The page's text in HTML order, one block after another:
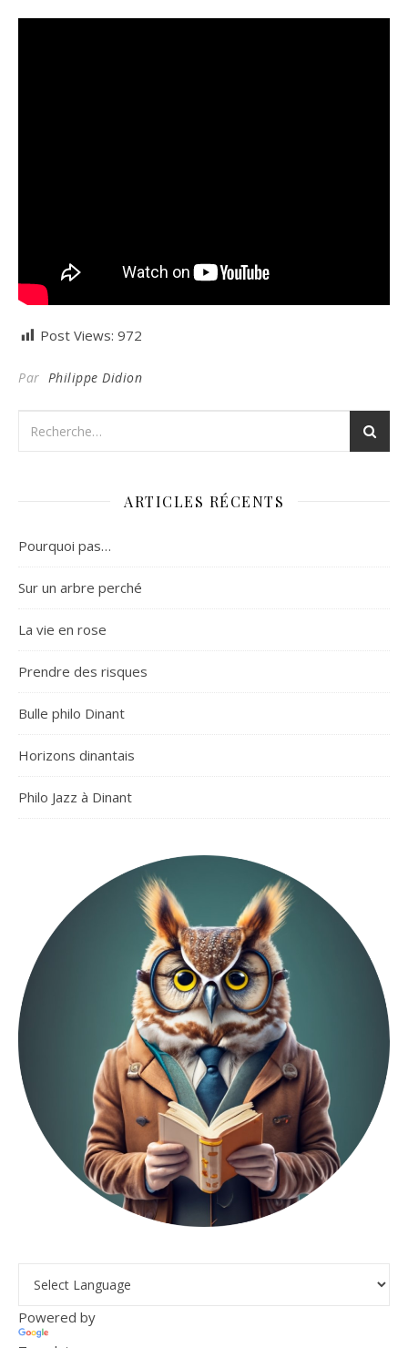
Post Views: 972
Par Philippe Didion
ARTICLES RÉCENTS
Pourquoi pas…
Sur un arbre perché
La vie en rose
Prendre des risques
Bulle philo Dinant
Horizons dinantais
Philo Jazz à Dinant
Powered by